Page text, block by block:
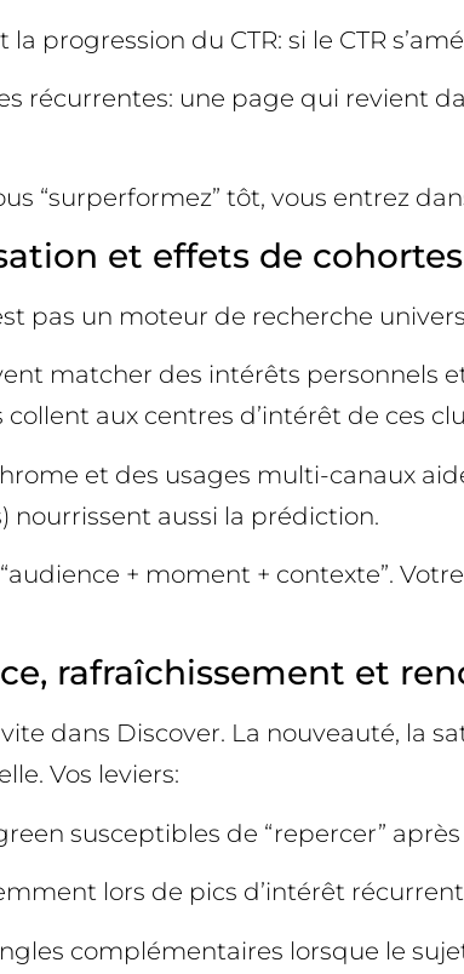
la progression du CTR: si le CTR
récurrentes: une page qui revient
“surperformez” tôt, vous entrez
et effets de cohortes
pas un moteur de recherche
matcher des intérêts personnels
aux centres d’intérêt de ces
et des usages multi-canaux
nourrissent aussi la prédiction.
+ moment + contexte”.
rafraîchissement et
dans Discover. La nouveauté, la
Vos leviers:
susceptibles de “repercer”
lors de pics d’intérêt
complémentaires lorsque le